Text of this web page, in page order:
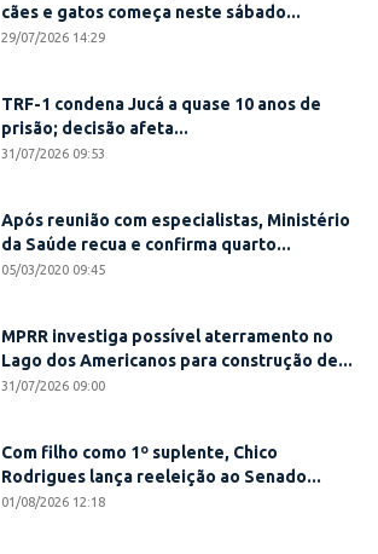
cães e gatos começa neste sábado...
29/07/2026 14:29
TRF-1 condena Jucá a quase 10 anos de
prisão; decisão afeta...
31/07/2026 09:53
Após reunião com especialistas, Ministério
da Saúde recua e confirma quarto...
05/03/2020 09:45
MPRR investiga possível aterramento no
Lago dos Americanos para construção de...
31/07/2026 09:00
Com filho como 1º suplente, Chico
Rodrigues lança reeleição ao Senado...
01/08/2026 12:18